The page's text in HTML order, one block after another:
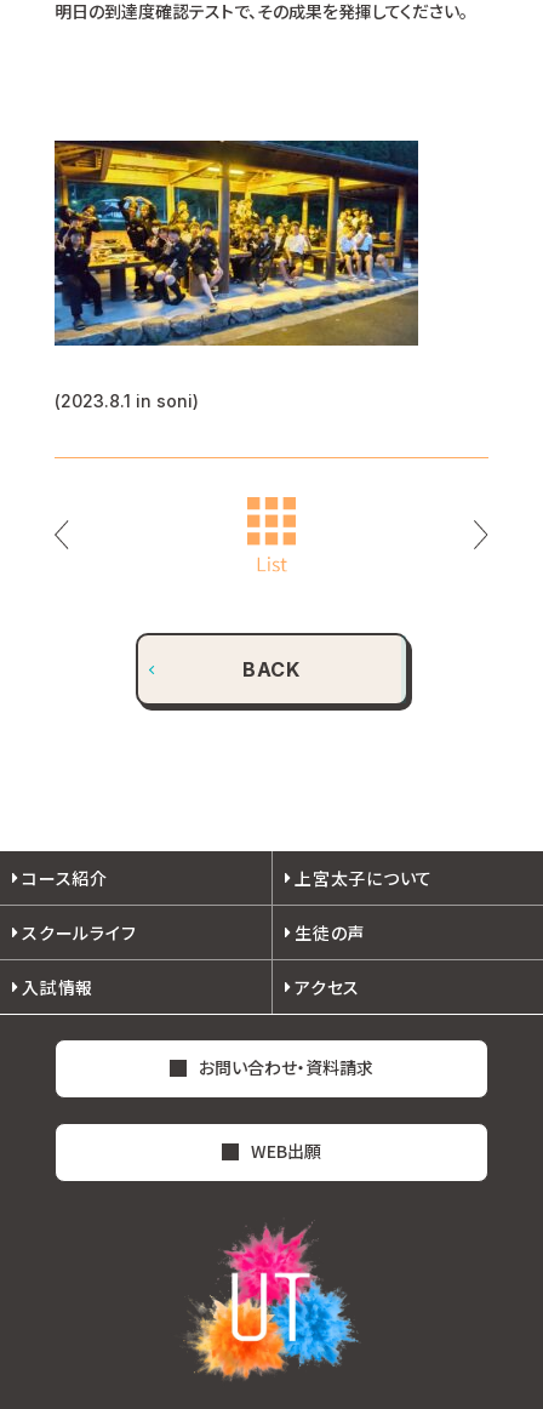
明日の到達度確認テストで、その成果を発揮してください。
(2023.8.1 in soni)
BACK
コース紹介 上宮太子について
スクールライフ 生徒の声
入試情報 アクセス
お問い合わせ・資料請求
WEB出願